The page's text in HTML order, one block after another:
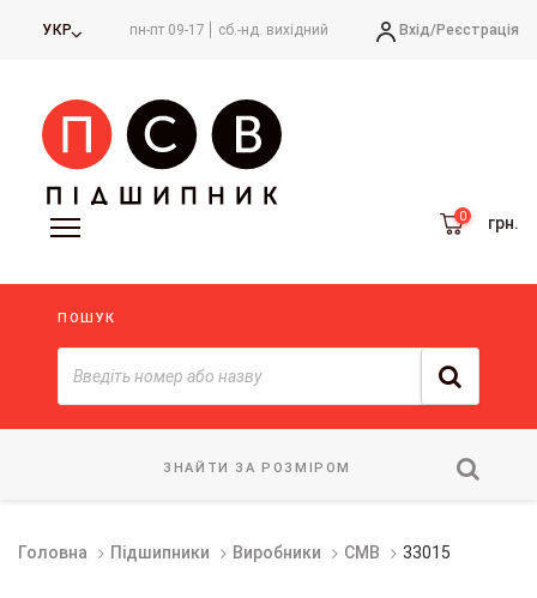
УКР пн-пт 09-17 сб.-нд. вихідний Вхід/Реєстрація
грн.
ПОШУК
ЗНАЙТИ ЗА РОЗМІРОМ
Головна Підшипники Виробники CMB 33015